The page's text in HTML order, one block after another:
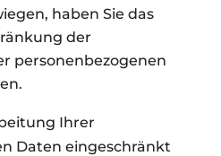
haben Sie das
der
personenbezogenen
Ihrer
Daten eingeschränkt